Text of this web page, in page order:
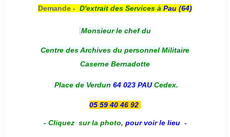
Demande - D'extrait des Services à Pau (64)
Monsieur le chef du
Centre des Archives du personnel Militaire
Caserne Bernadotte
Place de Verdun 64 023 PAUCedex.
05 59 40 46 92
- Cliquez sur la photo, pour voir le lieu -